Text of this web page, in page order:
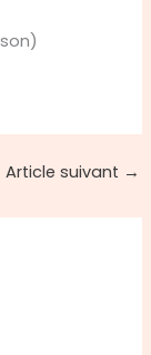
Article suivant →